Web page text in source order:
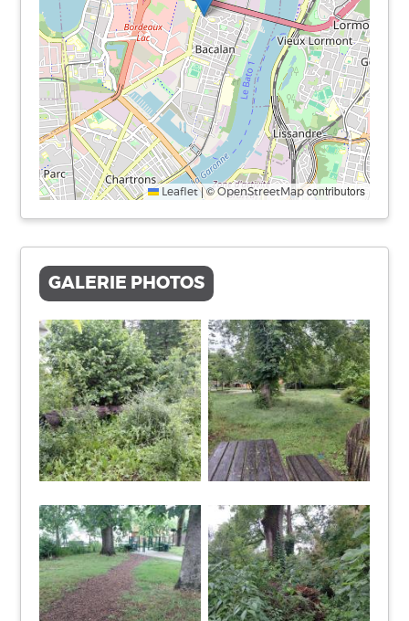
Leaflet |©OpenStreetMapcontributors
GALERIE PHOTOS